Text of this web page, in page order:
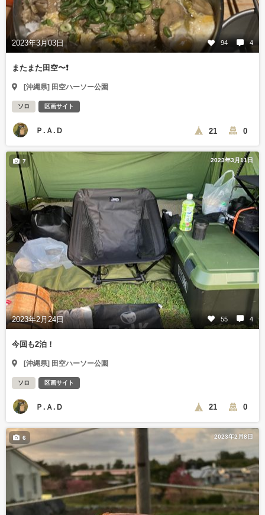
2023年3月03日 94 4
またまた田空〜❗️
[沖縄県] 田空ハーソー公園
ソロ 区画サイト
Ｐ.Ａ.Ｄ 21 0
2023年3月11日
2023年2月24日 55 4
7
今回も2泊！
[沖縄県] 田空ハーソー公園
ソロ 区画サイト
Ｐ.Ａ.Ｄ 21 0
2023年2月8日
6